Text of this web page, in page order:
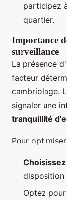
participez
quartier.
Importance
surveillance
La présence
facteur
cambriolage.
signaler une
tranquillité
Pour
disposition
Optez